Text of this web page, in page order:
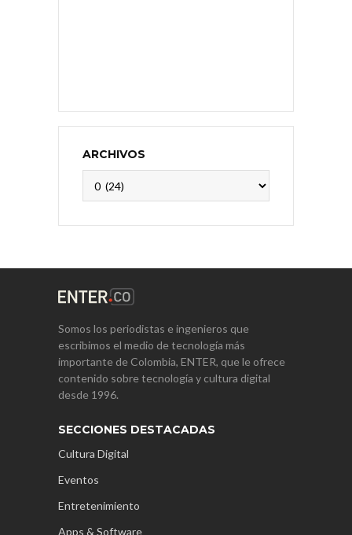
ARCHIVOS
Somos los periodistas e ingenieros que
escribimos el medio de tecnología más
importante de Colombia, ENTER, que le ofrece
contenido sobre tecnología y cultura digital
desde 1996.
SECCIONES DESTACADAS
Cultura Digital
Eventos
Entretenimiento
Apps & Software